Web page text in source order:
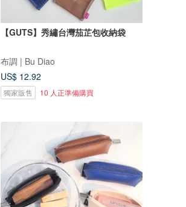
【GUTS】秀繡台灣茄芷包收納袋
布調 | Bu Diao
US$ 12.92
獨家販售 10 人正準備購買